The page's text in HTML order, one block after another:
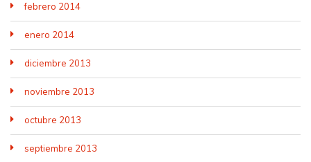
febrero 2014
enero 2014
diciembre 2013
noviembre 2013
octubre 2013
septiembre 2013